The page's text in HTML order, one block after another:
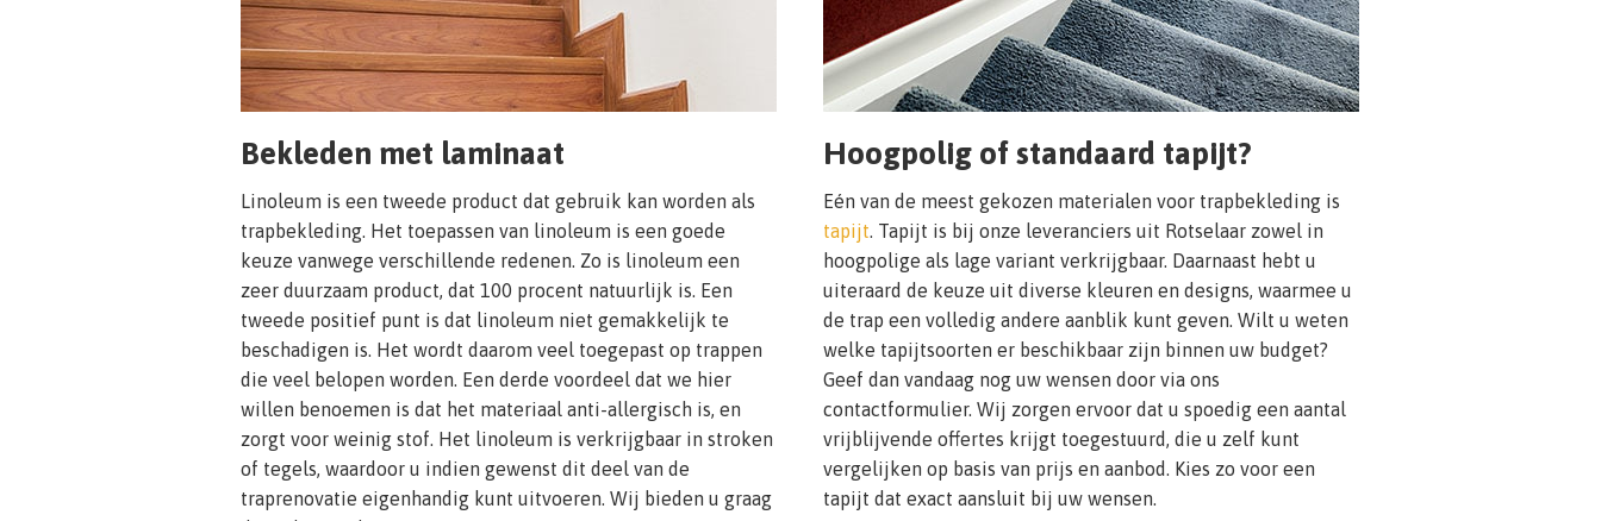
Bekleden met laminaat
Linoleum is een tweede product dat gebruik kan worden als
trapbekleding. Het toepassen van linoleum is een goede
keuze vanwege verschillende redenen. Zo is linoleum een
zeer duurzaam product, dat 100 procent natuurlijk is. Een
tweede positief punt is dat linoleum niet gemakkelijk te
beschadigen is. Het wordt daarom veel toegepast op trappen
die veel belopen worden. Een derde voordeel dat we hier
willen benoemen is dat het materiaal anti-allergisch is, en
zorgt voor weinig stof. Het linoleum is verkrijgbaar in stroken
of tegels, waardoor u indien gewenst dit deel van de
traprenovatie eigenhandig kunt uitvoeren. Wij bieden u graag
Hoogpolig of standaard tapijt?
Eén van de meest gekozen materialen voor trapbekleding is
tapijt. Tapijt is bij onze leveranciers uit Rotselaar zowel in
hoogpolige als lage variant verkrijgbaar. Daarnaast hebt u
uiteraard de keuze uit diverse kleuren en designs, waarmee u
de trap een volledig andere aanblik kunt geven. Wilt u weten
welke tapijtsoorten er beschikbaar zijn binnen uw budget?
Geef dan vandaag nog uw wensen door via ons
contactformulier. Wij zorgen ervoor dat u spoedig een aantal
vrijblijvende offertes krijgt toegestuurd, die u zelf kunt
vergelijken op basis van prijs en aanbod. Kies zo voor een
tapijt dat exact aansluit bij uw wensen.